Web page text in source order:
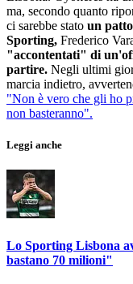
ma, secondo quanto
ci sarebbe stato un
Sporting, Frederico
"accontentati" di
partire. Negli ultimi
marcia indietro,
"Non è vero che gli ho
non basteranno".
Leggi anche
Lo Sporting Lisbona
bastano 70 milioni"